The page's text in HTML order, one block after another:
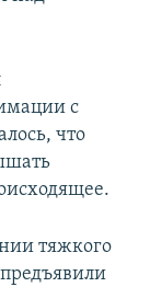
с
что
тяжкого